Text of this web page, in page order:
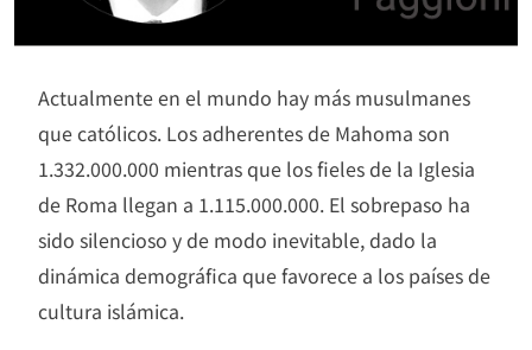
Actualmente en el mundo hay más musulmanes
que católicos. Los adherentes de Mahoma son
1.332.000.000 mientras que los fieles de la Iglesia
de Roma llegan a 1.115.000.000. El sobrepaso ha
sido silencioso y de modo inevitable, dado la
dinámica demográfica que favorece a los países de
cultura islámica.